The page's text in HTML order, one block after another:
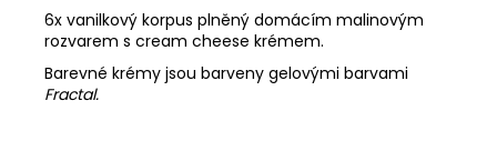
6x vanilkový korpus plněný domácím malinovým
rozvarem s cream cheese krémem.
Barevné krémy jsou barveny gelovými barvami
Fractal.